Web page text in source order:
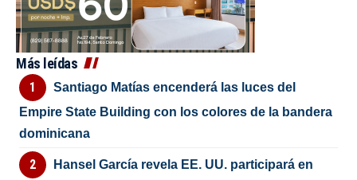
Más leídas
Santiago Matías encenderá las luces del
Empire State Building con los colores de la bandera
dominicana
Hansel García revela EE. UU. participará en